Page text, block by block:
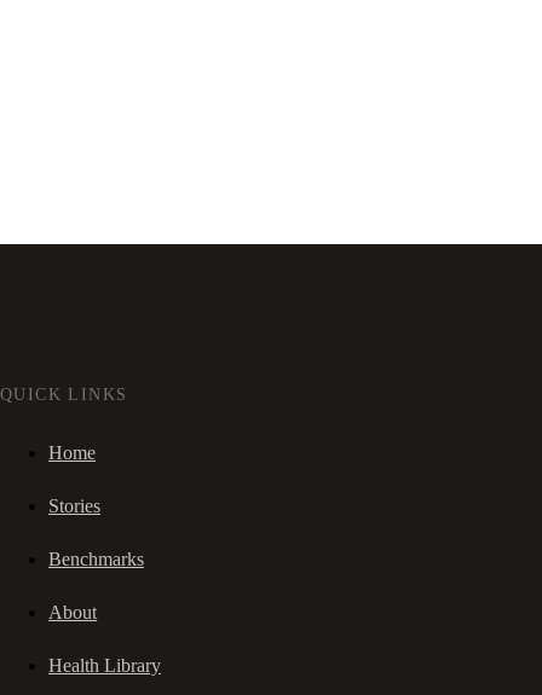
QUICK LINKS
Home
Stories
Benchmarks
About
Health Library